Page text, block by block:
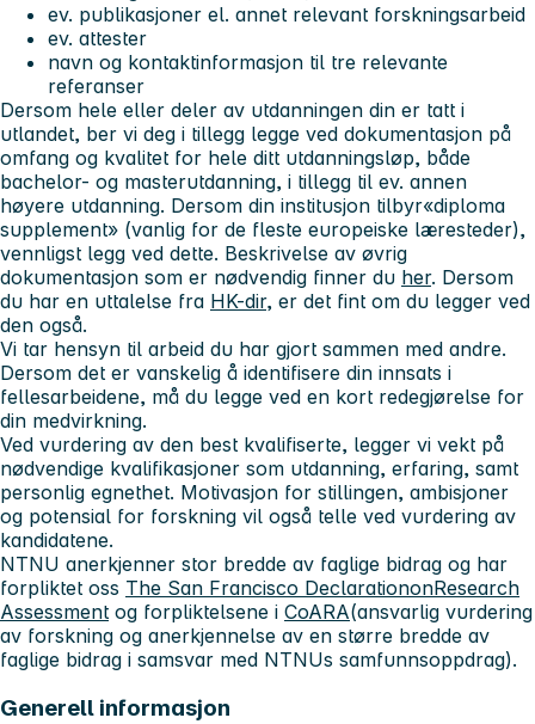
ev. publikasjoner el. annet relevant forskningsarbeid
ev. attester
navn og kontaktinformasjon til tre relevante
referanser
Dersom hele eller deler av utdanningen din er tatt i
utlandet, ber vi deg i tillegg legge ved dokumentasjon på
omfang og kvalitet for hele ditt utdanningsløp, både
bachelor- og masterutdanning, i tillegg til ev. annen
høyere utdanning. Dersom din institusjon tilbyr«diploma
supplement» (vanlig for de fleste europeiske læresteder),
vennligst legg ved dette. Beskrivelse av øvrig
dokumentasjon som er nødvendig finner du her. Dersom
du har en uttalelse fra HK-dir, er det fint om du legger ved
den også.
Vi tar hensyn til arbeid du har gjort sammen med andre.
Dersom det er vanskelig å identifisere din innsats i
fellesarbeidene, må du legge ved en kort redegjørelse for
din medvirkning.
Ved vurdering av den best kvalifiserte, legger vi vekt på
nødvendige kvalifikasjoner som utdanning, erfaring, samt
personlig egnethet. Motivasjon for stillingen, ambisjoner
og potensial for forskning vil også telle ved vurdering av
kandidatene.
NTNU anerkjenner stor bredde av faglige bidrag og har
forpliktet oss The San Francisco DeclarationonResearch
Assessment og forpliktelsene i CoARA(ansvarlig vurdering
av forskning og anerkjennelse av en større bredde av
faglige bidrag i samsvar med NTNUs samfunnsoppdrag).
Generell informasjon